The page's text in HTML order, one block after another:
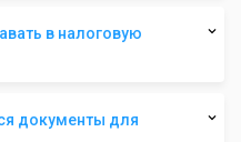
в налоговую
документы для